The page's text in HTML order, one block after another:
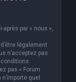
après par « nous »,
légalement
n’acceptez pas
pas « Forum
quel